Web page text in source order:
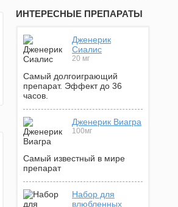
ИНТЕРЕСНЫЕ ПРЕПАРАТЫ
Дженерик
Сиалис
20 мг
Самый долгоиграющий
препарат. Эффект до 36
часов.
Дженерик Виагра
100мг
Самый известный в мире
препарат
Набор для
влюбленных